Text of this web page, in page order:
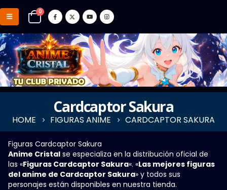
0
Cardcaptor Sakura
HOME FIGURAS ANIME CARDCAPTOR SAKURA
Figuras Cardcaptor Sakura
Anime Cristal se especializa en la distribución oficial de
las «Figuras Cardcaptor Sakura«. «Las mejores figuras
del anime de Cardcaptor Sakura» y todos sus
personajes están disponibles en nuestra tienda.